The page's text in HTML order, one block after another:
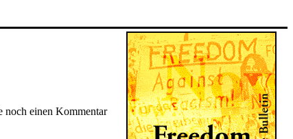
noch einen Kommentar